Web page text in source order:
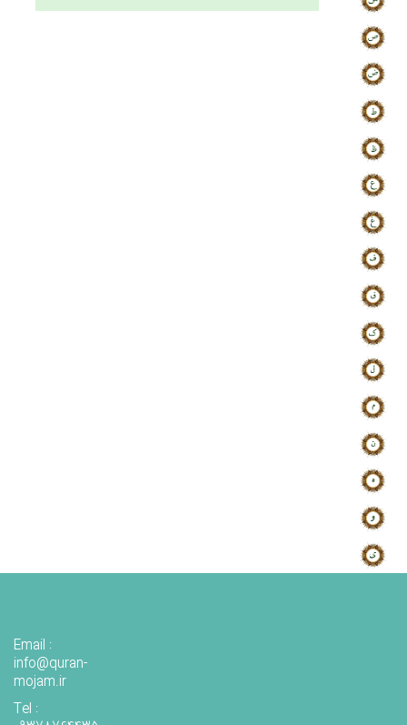
Email :
info@quran-
mojam.ir
Tel :